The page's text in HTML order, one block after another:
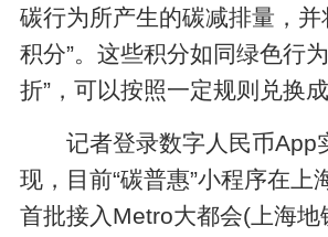
碳行为所产生的碳减排量，并
积分”。这些积分如同绿色行
折”，可以按照一定规则兑换
记者登录数字人民币App
现，目前“碳普惠”小程序在上
首批接入Metro大都会(上海地